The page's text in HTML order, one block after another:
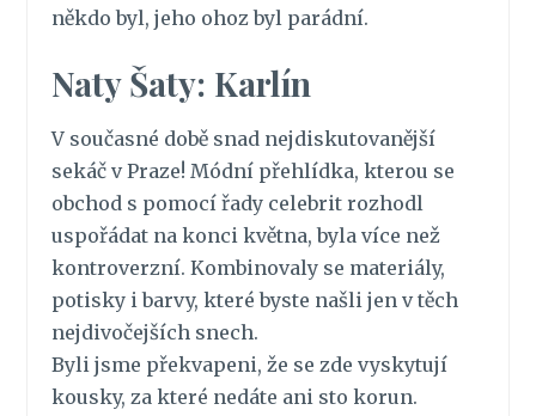
někdo byl, jeho ohoz byl parádní.
Naty Šaty: Karlín
V současné době snad nejdiskutovanější
sekáč v Praze! Módní přehlídka, kterou se
obchod s pomocí řady celebrit rozhodl
uspořádat na konci května, byla více než
kontroverzní. Kombinovaly se materiály,
potisky i barvy, které byste našli jen v těch
nejdivočejších snech.
Byli jsme překvapeni, že se zde vyskytují
kousky, za které nedáte ani sto korun.